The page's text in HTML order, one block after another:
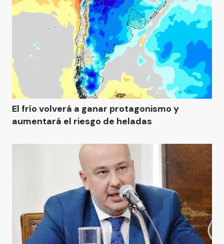
El frío volverá a ganar protagonismo y
aumentará el riesgo de heladas